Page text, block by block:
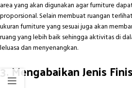
area yang akan digunakan agar furniture
proporsional. Selain membuat ruangan
ukuran furniture yang sesuai juga akan
ruang yang lebih baik sehingga aktivitas di
leluasa dan menyenangkan.
3. Mengabaikan Jenis